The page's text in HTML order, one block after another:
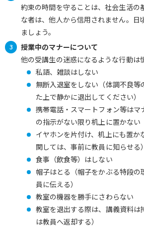
約束の時間を守ることは、社会生活の
な者は、他人から信用されません。日
ましょう。
授業中のマナーについて
他の受講生の迷惑になるような行動は
私語、雑談はしない
無断入退室をしない（体調不良等
た上で静かに退出してください）
携帯電話・スマートフォン等はマ
の指示がない限り机上に置かない
イヤホンを片付け、机上にも置か
関しては、事前に教員に知らせる）
食事（飲食等）はしない
帽子はとる（帽子をかぶる特段の
員に伝える）
教室の機器を勝手にさわらない
教室を退出する際は、講義資料は
は教員へ返却する）